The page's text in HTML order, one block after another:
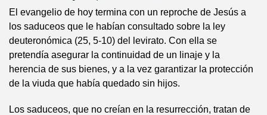
El evangelio de hoy termina con un reproche de Jesús a
los saduceos que le habían consultado sobre la ley
deuteronómica (25, 5-10) del levirato. Con ella se
pretendía asegurar la continuidad de un linaje y la
herencia de sus bienes, y a la vez garantizar la protección
de la viuda que había quedado sin hijos.
Los saduceos, que no creían en la resurrección, tratan de